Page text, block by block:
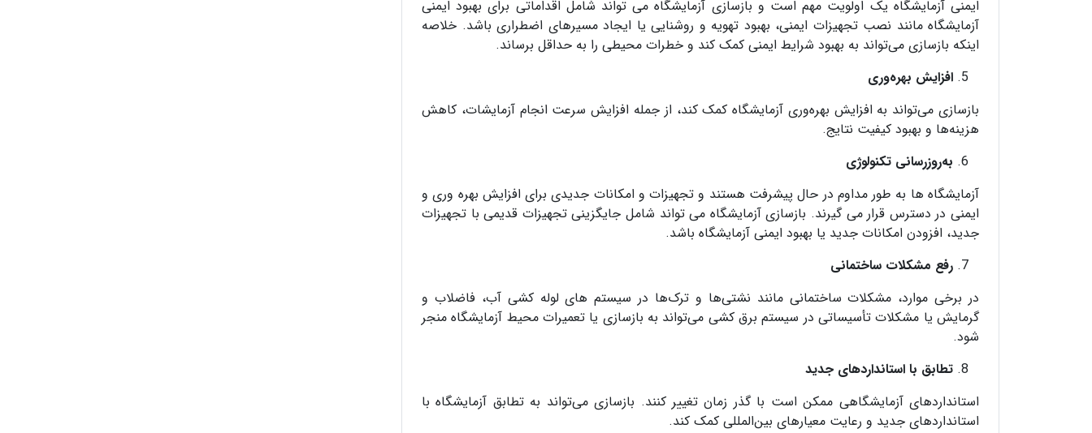
ایمنی آزمایشگاه یک اولویت مهم است و بازسازی آزمایشگاه می تواند شامل اقداماتی برای بهبود ایمنی
آزمایشگاه مانند نصب تجهیزات ایمنی، بهبود تهویه و روشنایی یا ایجاد مسیرهای اضطراری باشد. خلاصه
اینکه بازسازی می‌تواند به بهبود شرایط ایمنی کمک کند و خطرات محیطی را به حداقل برساند.
افزایش بهره‌وری
بازسازی می‌تواند به افزایش بهره‌وری آزمایشگاه کمک کند، از جمله افزایش سرعت انجام آزمایشات، کاهش
هزینه‌ها و بهبود کیفیت نتایج.
به‌روزرسانی تکنولوژی
آزمایشگاه ها به طور مداوم در حال پیشرفت هستند و تجهیزات و امکانات جدیدی برای افزایش بهره وری و
ایمنی در دسترس قرار می گیرند. بازسازی آزمایشگاه می تواند شامل جایگزینی تجهیزات قدیمی با تجهیزات
جدید، افزودن امکانات جدید یا بهبود ایمنی آزمایشگاه باشد.
رفع مشکلات ساختمانی
در برخی موارد، مشکلات ساختمانی مانند نشتی‌ها و ترک‌ها در سیستم های لوله کشی آب، فاضلاب و
گرمایش یا مشکلات تأسیساتی در سیستم برق کشی می‌تواند به بازسازی یا تعمیرات محیط آزمایشگاه منجر
شود.
تطابق با استانداردهای جدید
استانداردهای آزمایشگاهی ممکن است با گذر زمان تغییر کنند. بازسازی می‌تواند به تطابق آزمایشگاه با
استانداردهای جدید و رعایت معیارهای بین‌المللی کمک کند.